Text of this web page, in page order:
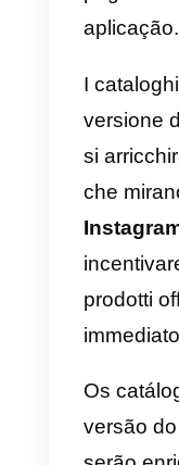
ver
ser
para